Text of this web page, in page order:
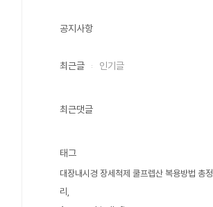
공지사항
최근글 인기글
최근댓글
태그
대장내시경 장세척제 쿨프렙산 복용방법 총정
리